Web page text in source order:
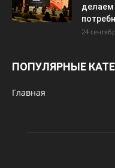
делаем
24
ПОПУЛЯРНЫЕ
Главная